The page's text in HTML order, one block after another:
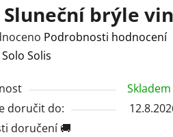
Sluneční brýle
Podrobnosti hodnocení
Solo Solis
Skladem
doručit do:
doručení 🚚